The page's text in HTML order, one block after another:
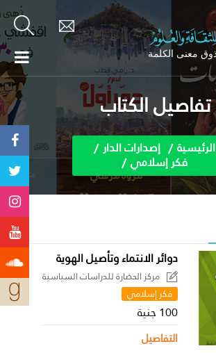
تفاصيل الكتاب
الرئيسية إصدارات الدار
فكر إسلامي
دوائر الانتماء وتأصيل الهوية
مركز الحضارة للدراسات السياسية
فكر إسلامي
100 جنية
التفاصيل